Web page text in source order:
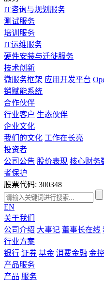
IT咨询与规划服务
测试服务
培训服务
IT运维服务
硬件安装与迁徙服务
技术创新
微服务框架 应用开发平台
销赋能系统
合作伙伴
行业客户 生态伙伴
企业文化
我们的文化 工作在长亮
投资者
公司公告 股价表现 核心财务
者保护
股票代码: 300348
EN
关于我们
公司介绍 大事记 董事长在线
行业方案
银行 证券 基金 消费金融 金
产品服务
产品 服务